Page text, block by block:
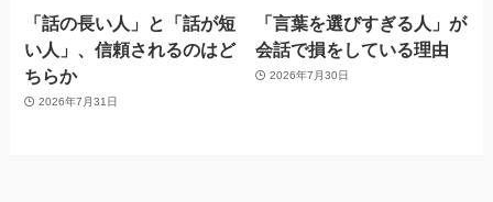
「話の長い人」と「話が短
い人」、信頼されるのはど
ちらか
2026年7月31日
「言葉を選びすぎる人」が
会話で損をしている理由
2026年7月30日